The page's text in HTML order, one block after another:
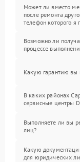
Может ли вместо
после ремонта
телефон которого я
Возможно ли
процессе
Какую гарантию вы
В каких районах
сервисные центры
Выполняете ли вы
лиц?
Какую
для юридических